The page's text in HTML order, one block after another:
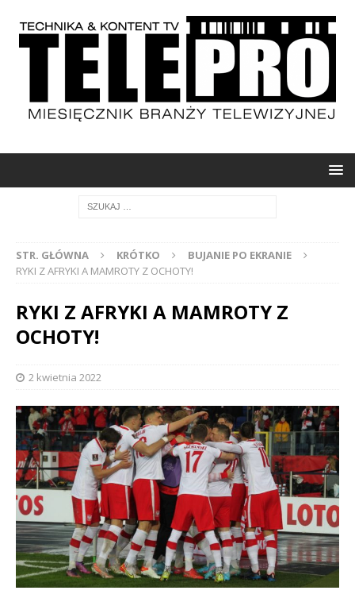
STR. GŁÓWNA KRÓTKO
BUJANIE PO EKRANIE
RYKI Z AFRYKI A MAMROTY Z OCHOTY!
RYKI Z AFRYKI A MAMROTY Z
OCHOTY!
2 kwietnia 2022